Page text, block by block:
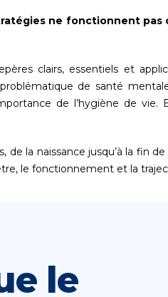
ne fonctionnent pas
clairs, essentiels et
de santé
de l’hygiène de vie.
de la naissance jusqu’à la fin
le fonctionnement et la
le